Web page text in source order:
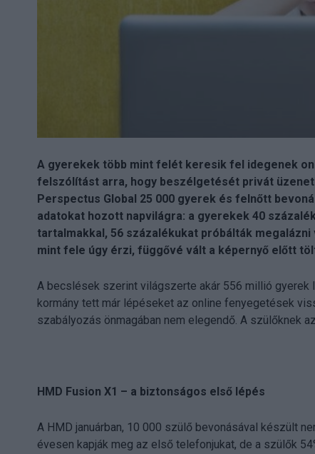
A gyerekek több mint felét keresik fel idegenek
felszólítást arra, hogy beszélgetését privát
Perspectus Global 25 000 gyerek és felnőtt
adatokat hozott napvilágra: a gyerekek 40
tartalmakkal, 56 százalékukat próbálták
mint fele úgy érzi, függővé vált a képernyő előtt
A becslések szerint világszerte akár 556 millió
kormány tett már lépéseket az online fenyegetések
szabályozás önmagában nem elegendő. A szülőknek
HMD Fusion X1 – a biztonságos első lépés
A HMD januárban, 10 000 szülő bevonásával készült
évesen kapják meg az első telefonjukat, de a szülők